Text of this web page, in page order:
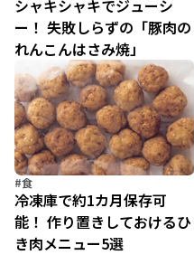
シャキシャキでジューシ
ー！ 失敗しらずの「豚肉の
れんこんはさみ焼」
#食
冷凍庫で約1カ月保存可
能！ 作り置きしておけるひ
き肉メニュー5選